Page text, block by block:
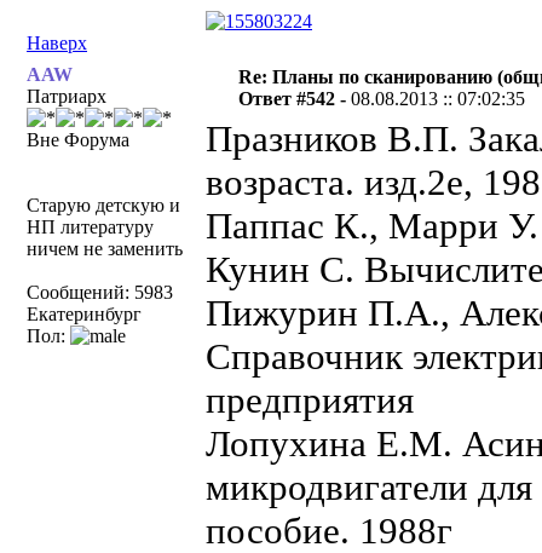
Наверх
AAW
Патриарх
Вне Форума
Старую детскую и
НП литературу
ничем не заменить
Сообщений: 5983
Екатеринбург
Пол:
Re: Планы по сканированию
Ответ #542 -08.08.2013 :: 07:02:35
Празников В.П.
возраста. изд.2е,
Паппас К., Марри
Кунин С.
Пижурин П.А.,
Справочник
предприятия
Лопухина Е.М.
микродвигатели
пособие. 1988г